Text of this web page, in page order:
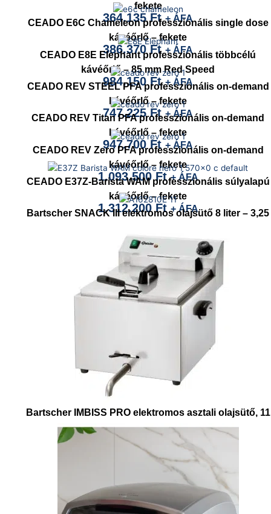
fekete
364.135Ft + ÁFA
CEADO E6C Chameleon professzionális single dose
kávéőrlő – fekete
386.370Ft + ÁFA
CEADO E8E Elephant professzionális többcélú
kávéőrlő – 85 mm Red Speed
984.150Ft + ÁFA
CEADO REV STEEL PFA professzionális on-demand
kávéőrlő – fekete
747.225Ft + ÁFA
CEADO REV Titan PFA professzionális on-demand
kávéőrlő – fekete
947.700 Ft + ÁFA
CEADO REV Zero PFA professzionális on-demand
kávéőrlő – fekete
1.093.500Ft + ÁFA
CEADO E37Z-Barista WAM professzionális súlyalapú
kávéőrlő – fekete
1.312.200Ft + ÁFA
Bartscher SNACK III elektromos olajsütő 8 liter – 3,25
53.217Ft + ÁFA
Bartscher IMBISS PRO elektromos asztali olajsütő, 11
literes – 8,1 kW
153.090 Ft + ÁFA